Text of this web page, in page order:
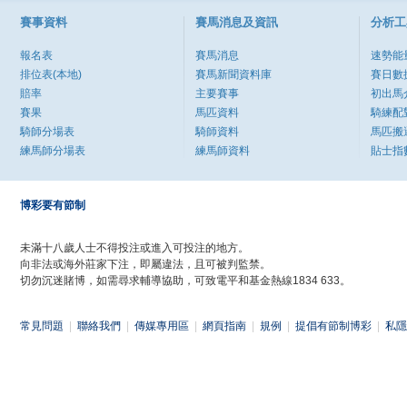
賽事資料
報名表
排位表(本地)
賠率
賽果
騎師分場表
練馬師分場表
賽馬消息及資訊
賽馬消息
賽馬新聞資料庫
主要賽事
馬匹資料
騎師資料
練馬師資料
分析
速勢能
賽日數
初出馬
騎練配
馬匹搬
貼士指
博彩要有節制
未滿十八歲人士不得投注或進入可投注的地方。
向非法或海外莊家下注，即屬違法，且可被判監禁。
切勿沉迷賭博，如需尋求輔導協助，可致電平和基金熱線1834 633。
常見問題 聯絡我們 傳媒專用區 網頁指南 規例 提倡有節制博彩 私